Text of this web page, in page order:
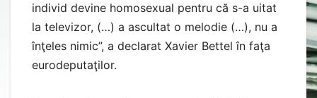
individ devine homosexual pentru că s-a uitat
la televizor, (…) a ascultat o melodie (…), nu a
înţeles nimic”, a declarat Xavier Bettel în faţa
eurodeputaţilor.